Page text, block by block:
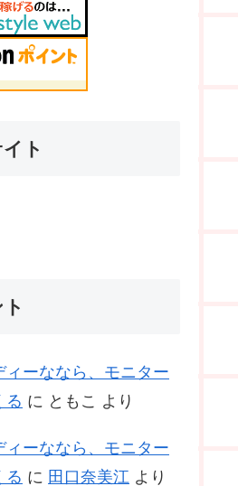
ト
ィーななら、モニター
る に ともこ より
ィーななら、モニター
る に 田口奈美江 より